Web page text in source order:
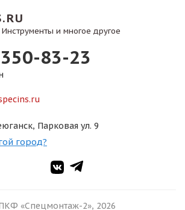
и многое другое
83-23
Парковая ул. 9
город?
«Спецмонтаж-2», 2026